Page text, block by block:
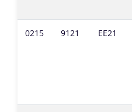
0215 9121 EE21